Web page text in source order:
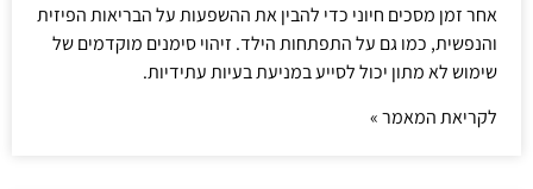
אחר זמן מסכים חיוני כדי להבין את ההשפעות על הבריאות הפיזית
והנפשית, כמו גם על התפתחות הילד. זיהוי סימנים מוקדמים של
שימוש לא מתון יכול לסייע במניעת בעיות עתידיות.
לקריאת המאמר »